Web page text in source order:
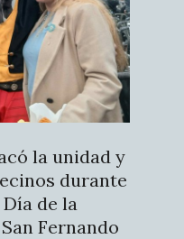
la unidad y
durante
de la
Fernando